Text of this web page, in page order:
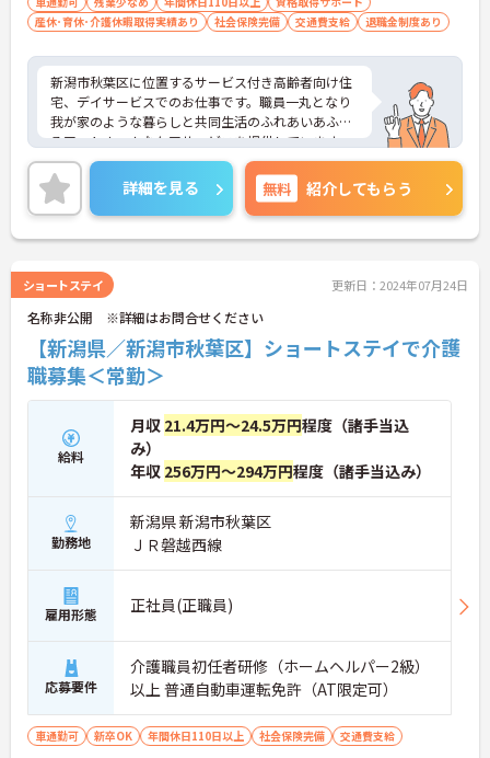
産休･育休･介護休暇取得実績あり
社会保険完備 交通費支給 退職金制度あり
新潟市秋葉区に位置するサービス付き高齢者向け住
宅、デイサービスでのお仕事です。職員一丸となり
我が家のような暮らしと共同生活のふれあいあふれ
るアットホームなケアサービスを提供しています。
年間休日118日、希望休も2～3日程度相談でき、プ
ライベートとの両立もしやすいです。ご興味のある
方には、面接対策ポイントなど、さらに詳細をお話
しいたしますのでお気軽にご相談ください！
詳細を見る 無料 紹介してもらう
ショートステイ 更新日：2024年07月24日
名称非公開 ※詳細はお問合せください
【新潟県／新潟市秋葉区】ショートステイで介護
職募集＜常勤＞
給料
月収 21.4万円～24.5万円程度（諸手当込
み）
年収 256万円～294万円程度（諸手当込み）
勤務地
新潟県 新潟市秋葉区
ＪＲ磐越西線
雇用形態 正社員(正職員)
応募要件
介護職員初任者研修（ホームヘルパー2級）
以上 普通自動車運転免許（AT限定可）
車通勤可 新卒OK 年間休日110日以上 社会保険完備 交通費支給